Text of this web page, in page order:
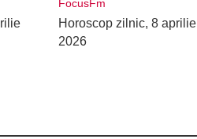
FocusFm
Horoscop zilnic, 8 aprilie
2026